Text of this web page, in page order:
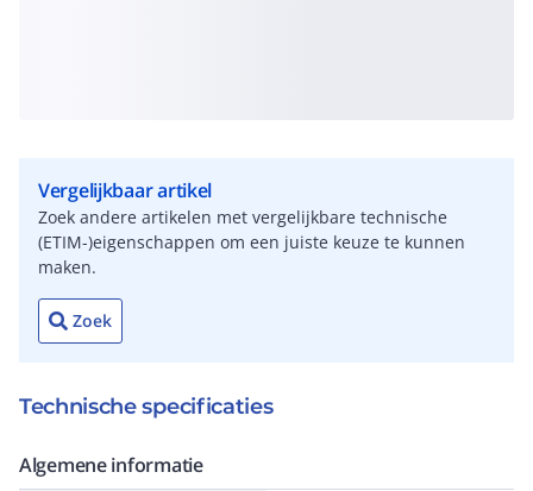
Vergelijkbaar artikel
Zoek andere artikelen met vergelijkbare technische
(ETIM-)eigenschappen om een juiste keuze te kunnen
maken.
Zoek
Technische specificaties
Algemene informatie